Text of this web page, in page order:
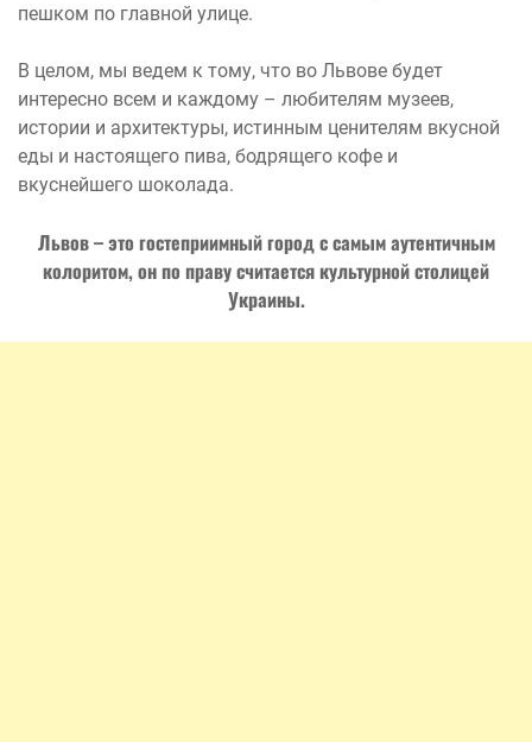
пешком по главной улице.
В целом, мы ведем к тому, что во Львове будет
интересно всем и каждому – любителям музеев,
истории и архитектуры, истинным ценителям вкусной
еды и настоящего пива, бодрящего кофе и
вкуснейшего шоколада.
Львов – это гостеприимный город с самым аутентичным
колоритом, он по праву считается культурной столицей
Украины.